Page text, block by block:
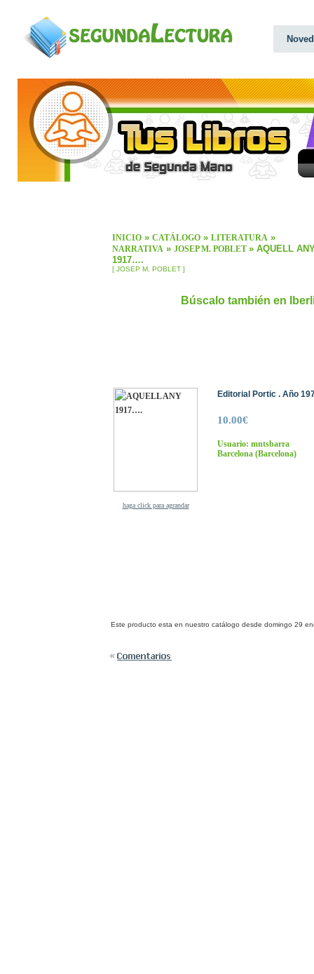
INICIO » CATÁLOGO » LITERATURA »
NARRATIVA » JOSEP M. POBLET » AQUELL
1917….
[ JOSEP M. POBLET ]
Búscalo también en
haga click para agrandar
Editorial Portic . Año
10.00€
Usuario: mntsbarra
Barcelona (Barcelona)
Este producto esta en nuestro catálogo desde domingo 29